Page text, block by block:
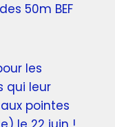
50m BEF
les
qui leur
pointes